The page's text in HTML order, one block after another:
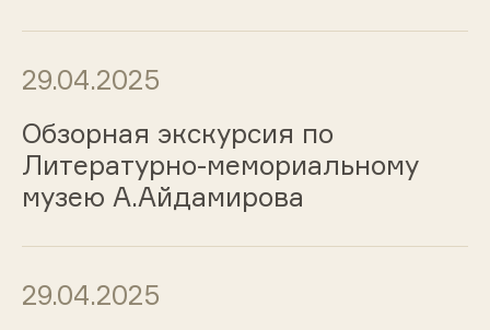
29.04.2025
Обзорная экскурсия по
Литературно-мемориальному
музею А.Айдамирова
29.04.2025